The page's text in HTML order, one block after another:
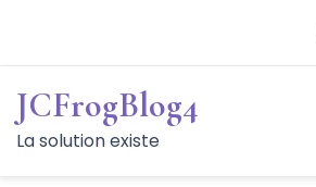
contenu
JCFrogBlog4
La solution existe